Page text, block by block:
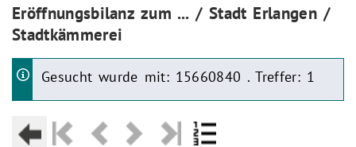
Aktuelle Seite:
Eröffnungsbilanz zum ... / Stadt Erlangen /
Stadtkämmerei
Gesucht wurde mit: 15660840 . Treffer: 1